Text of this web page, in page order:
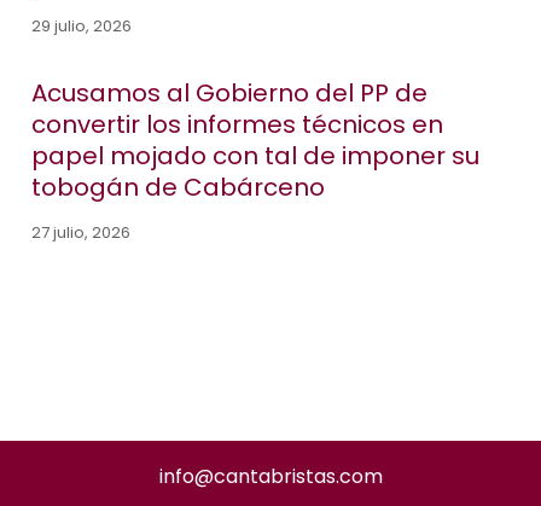
29 julio, 2026
Acusamos al Gobierno del PP de
convertir los informes técnicos en
papel mojado con tal de imponer su
tobogán de Cabárceno
27 julio, 2026
info@cantabristas.com